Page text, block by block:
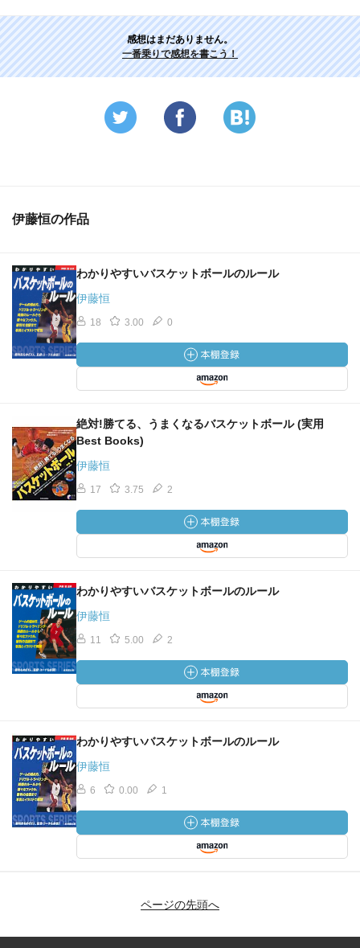
感想はまだありません。
一番乗りで感想を書こう！
伊藤恒の作品
わかりやすいバスケットボールのルール
伊藤恒
18 3.00 0
絶対!勝てる、うまくなるバスケットボール (実用
Best Books)
伊藤恒
17 3.75 2
わかりやすいバスケットボールのルール
伊藤恒
11 5.00 2
わかりやすいバスケットボールのルール
伊藤恒
6 0.00 1
ページの先頭へ